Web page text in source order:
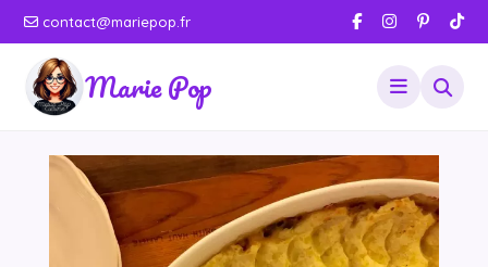
contact@mariepop.fr
Marie Pop